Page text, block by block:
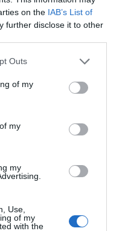
on the IAB’s List of
further disclose it to other
Outs
of my
my
my
Use,
of my
with the
08/08/26 06:00
no perseguía a
sí: era la ciudad
“híbrida” ni
y la ganará la
el gaymonio...
de la Unión
06:00